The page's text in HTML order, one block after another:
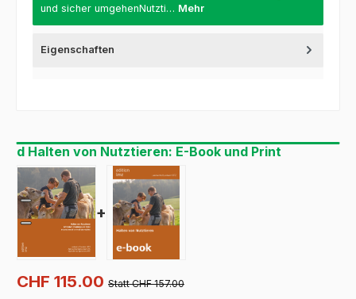
und sicher umgehenNutzti… Mehr
Eigenschaften
d Halten von Nutztieren: E-Book und Print
+
CHF 115.00 Statt CHF 157.00